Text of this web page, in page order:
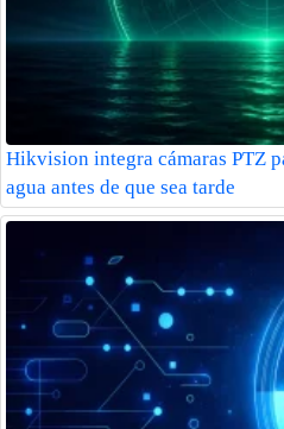
Hikvision integra cámaras PTZ
agua antes de que sea tarde